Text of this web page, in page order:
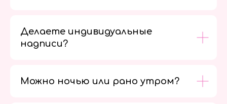
Делаете индивидуальные
надписи?
Можно ночью или рано утром?